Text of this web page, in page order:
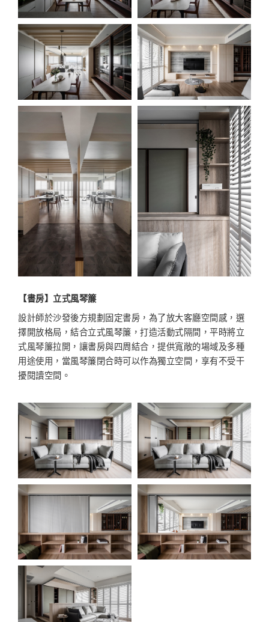
【書房】 立式風琴簾
設計師於沙發後方規劃固定書房，為了放大客廳空間感，選
擇開放格局，結合立式風琴簾，打造活動式隔間，平時將立
式風琴簾拉開，讓書房與四周結合，提供寬敞的場域及多種
用途使用，當風琴簾閉合時可以作為獨立空間，享有不受干
擾閱讀空間。